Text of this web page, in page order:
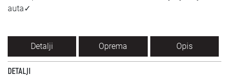
Kontakt
SRPSKI
СРПСКИ
auta✓
Detalji Oprema Opis
DETALJI